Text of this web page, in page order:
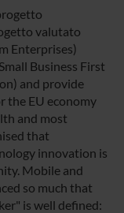
valutato
Enterprises)
Business First
and provide
the EU economy
and most
that
innovation is
Mobile and
so much that
is well defined: